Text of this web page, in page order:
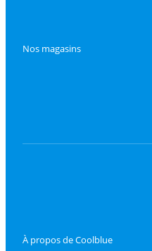
Nos magasins
À propos de Coolblue